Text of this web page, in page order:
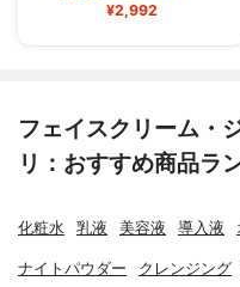
¥2,992
フェイスクリーム・
リ：おすすめ商品ラ
化粧水 乳液 美容液 導入液
ナイトパウダー クレンジング